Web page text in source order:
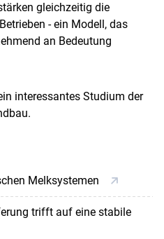
gleichzeitig die
- ein Modell, das
an Bedeutung
interessantes Studium der
Melksystemen
trifft auf eine stabile